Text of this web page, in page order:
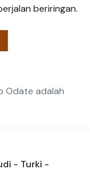
beriringan.
Odate adalah
- Turki -